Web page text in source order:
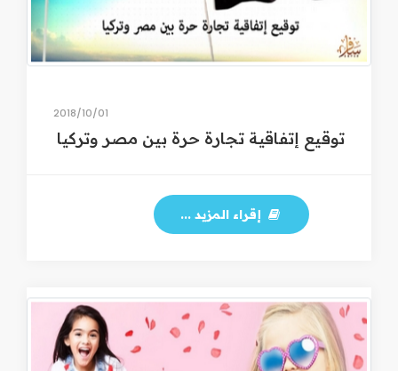
01‏/10‏/2018
توقيع إتفاقية تجارة حرة بين مصر وتركيا
إقراء المزيد ...